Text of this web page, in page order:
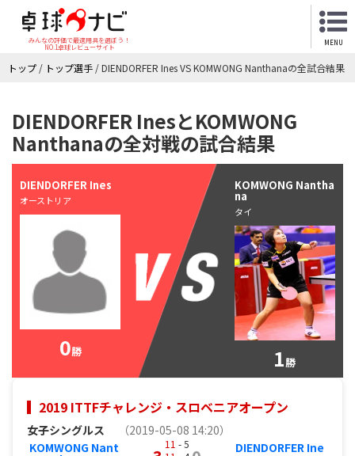
みんなの評価で最適用具を選ぼう！
NO.1卓球レビューサイト
MENU
トップ / トップ選手 /DIENDORFER Ines VS KOMWONG Nanthanaの全試合結果
DIENDORFER InesとKOMWONG
Nanthanaの全対戦の試合結果
DIENDORFER Ines
オーストリア
0勝
KOMWONG Nantha
na
タイ
1勝
2019 ITTFチャレンジ・スロベニアオープン
女子シングルス
（2019-05-08 14:20）
KOMWONG Nant
11 - 5
DIENDORFER Ine